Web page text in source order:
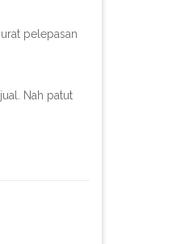
pelepasan
Nah patut